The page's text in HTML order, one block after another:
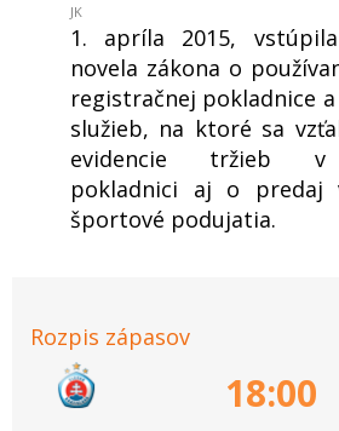
JK
1. apríla 2015,
novela zákona o
registračnej pokladnice
služieb, na ktoré sa
evidencie tržieb v
pokladnici aj o predaj
športové podujatia.
Rozpis zápasov
18:00